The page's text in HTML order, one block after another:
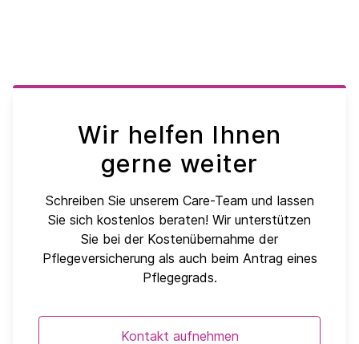
Wir helfen Ihnen
gerne weiter
Schreiben Sie unserem Care-Team und lassen
Sie sich kostenlos beraten! Wir unterstützen
Sie bei der Kostenübernahme der
Pflegeversicherung als auch beim Antrag eines
Pflegegrads.
Kontakt aufnehmen